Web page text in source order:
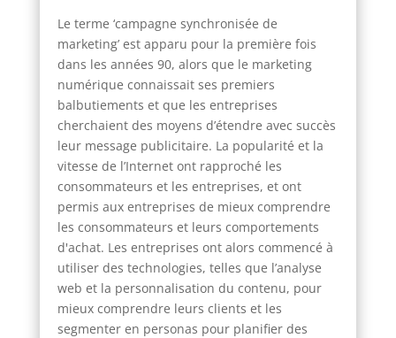
Le terme ‘campagne synchronisée de
marketing’ est apparu pour la première fois
dans les années 90, alors que le marketing
numérique connaissait ses premiers
balbutiements et que les entreprises
cherchaient des moyens d’étendre avec succès
leur message publicitaire. La popularité et la
vitesse de l’Internet ont rapproché les
consommateurs et les entreprises, et ont
permis aux entreprises de mieux comprendre
les consommateurs et leurs comportements
d'achat. Les entreprises ont alors commencé à
utiliser des technologies, telles que l’analyse
web et la personnalisation du contenu, pour
mieux comprendre leurs clients et les
segmenter en personas pour planifier des